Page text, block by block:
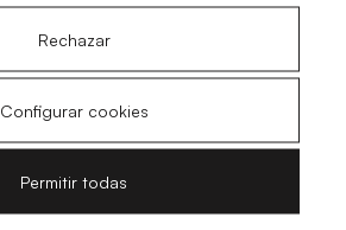
120 X 80 cm
140 X 80 cm
Rechazar
Configurar cookies
Permitir todas